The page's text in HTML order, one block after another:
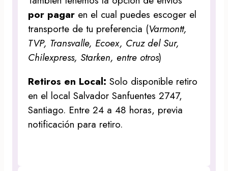
por pagar en el cual puedes escoger el
transporte de tu preferencia (Varmontt,
TVP, Transvalle, Ecoex, Cruz del Sur,
Chilexpress, Starken, entre otros)
Retiros en Local:Solo disponible retiro
en el local Salvador Sanfuentes 2747,
Santiago. Entre 24 a 48 horas, previa
notificación para retiro.